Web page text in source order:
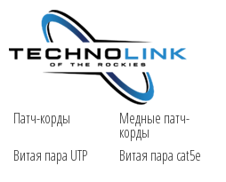
Патч-корды Медные патч-
корды
Витая пара UTP
Витая пара cat5e